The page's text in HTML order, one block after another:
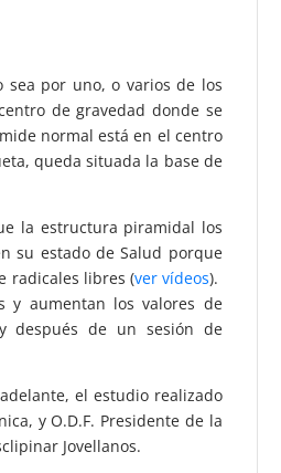
sea por uno, o varios de los
de gravedad donde se
normal está en el centro
queda situada la base de
la estructura piramidal los
su estado de Salud porque
radicales libres (ver vídeos).
y aumentan los valores de
después de un sesión de
el estudio realizado
y O.D.F. Presidente de la
Jovellanos.